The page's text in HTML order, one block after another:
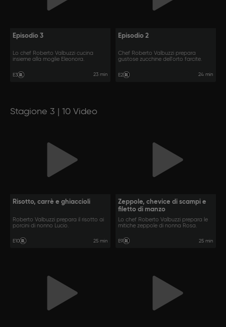
Episodio 3
Lo chef Roberto Valbuzzi cucina
insieme alla moglie Eleonora.
E3 23 min
Episodio 2
Chef Roberto Valbuzzi prepara
gustose zucchine dell'orto farcite.
E2 24 min
Stagione 3 | 10 Video
Risotto, carrè e ghiaccioli
Roberto Valbuzzi prepara il risotto ai
porcini di nonno Lucio.
E10 25 min
Zeppole, chevice di scampi e
filetto di manzo
Lo chef Roberto Valbuzzi prepara le
mitiche zeppole di nonna Rosa.
E9 25 min